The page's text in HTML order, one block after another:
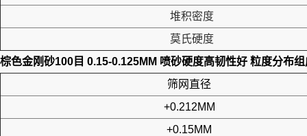
堆积密度
莫氏硬度
棕色金刚砂100目 0.15-0.125MM 喷砂硬度高韧性好 粒度分布组
筛网直径
+0.212MM
+0.15MM